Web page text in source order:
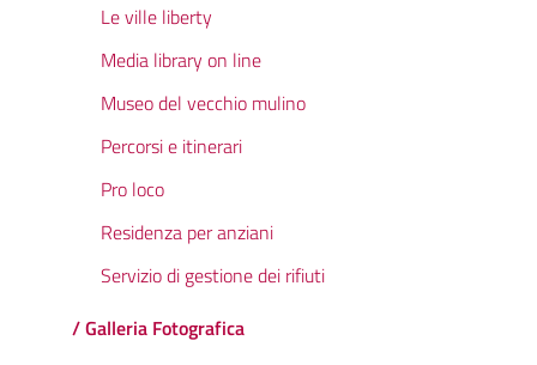
Le ville liberty
Media library on line
Museo del vecchio mulino
Percorsi e itinerari
Pro loco
Residenza per anziani
Servizio di gestione dei rifiuti
/ Galleria Fotografica